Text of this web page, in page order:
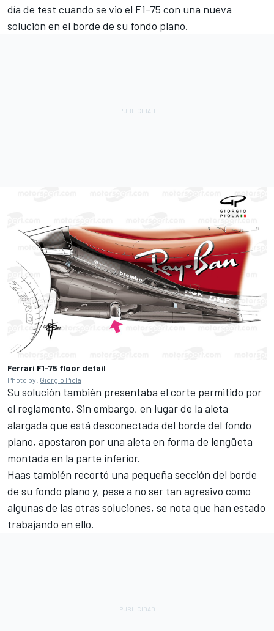
día de test cuando se vio el F1-75 con una nueva
solución en el borde de su fondo plano.
Ferrari F1-75 floor detail
Photo by: Giorgio Piola
Su solución también presentaba el corte permitido por
el reglamento. Sin embargo, en lugar de la aleta
alargada que está desconectada del borde del fondo
plano, apostaron por una aleta en forma de lengüeta
montada en la parte inferior.
Haas también recortó una pequeña sección del borde
de su fondo plano y, pese a no ser tan agresivo como
algunas de las otras soluciones, se nota que han estado
trabajando en ello.